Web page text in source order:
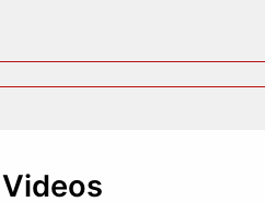
Videos